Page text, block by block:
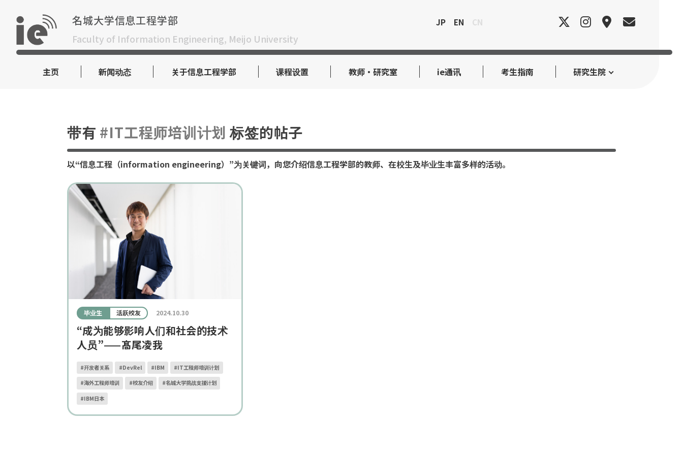
content
名城大学信息工程学部
Faculty of Information Engineering, Meijo University
JP EN CN
主页 新闻动态 关于信息工程学部 课程设置 教师・研究室 ie通讯 考生指南 研究生院
带有 #IT工程师培训计划 标签的帖子
以“信息工程（information engineering）”为关键词，向您介绍信息工程学部的教师、在校生及毕业生丰富多样的活动。
毕业生 活跃校友 2024.10.30
“成为能够影响人们和社会的技术
人员”——髙尾凌我
#开发者关系 #DevRel #IBM #IT工程师培训计划
#海外工程师培训 #校友介绍 #名城大学挑战支援计划
#IBM日本